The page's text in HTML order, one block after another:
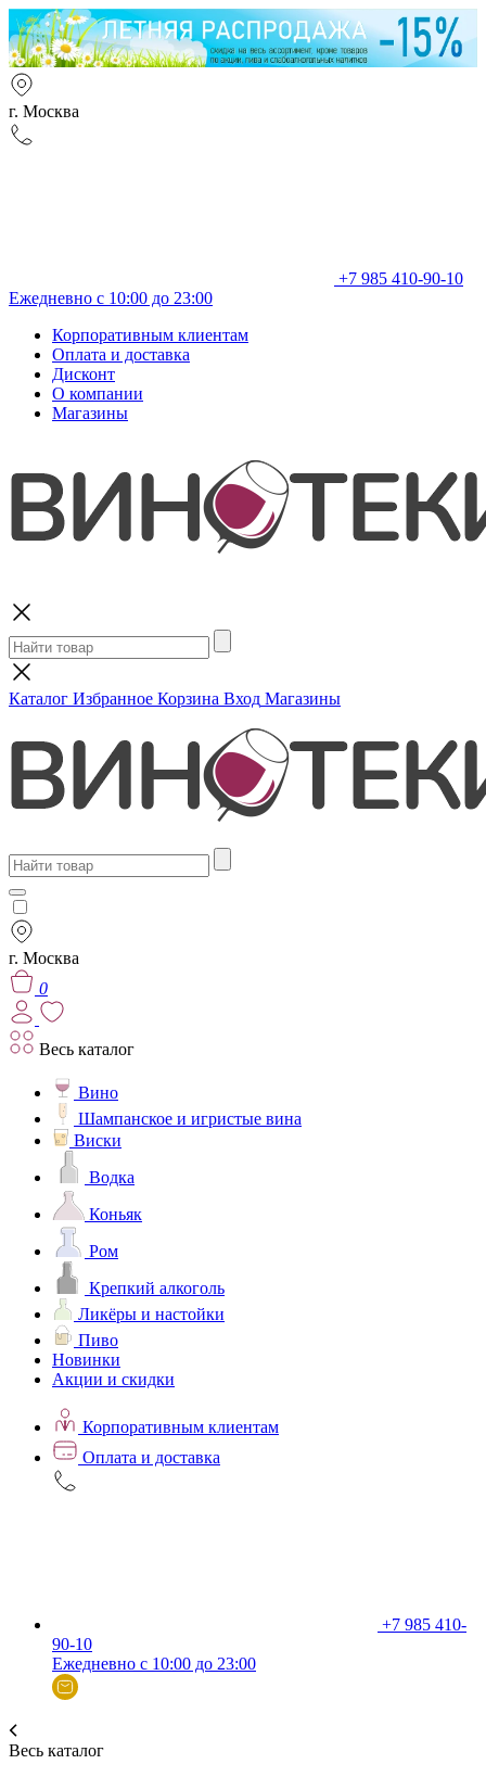
г. Москва
+7 985 410-90-10
Ежедневно с 10:00 до 23:00
Корпоративным клиентам
Оплата и доставка
Дисконт
О компании
Магазины
Каталог Избранное Корзина Вход Магазины
г. Москва
0
Весь каталог
Вино
Шампанское и игристые вина
Виски
Водка
Коньяк
Ром
Крепкий алкоголь
Ликёры и настойки
Пиво
Новинки
Акции и скидки
Корпоративным клиентам
Оплата и доставка
+7 985 410-
90-10
Ежедневно с 10:00 до 23:00
Весь каталог